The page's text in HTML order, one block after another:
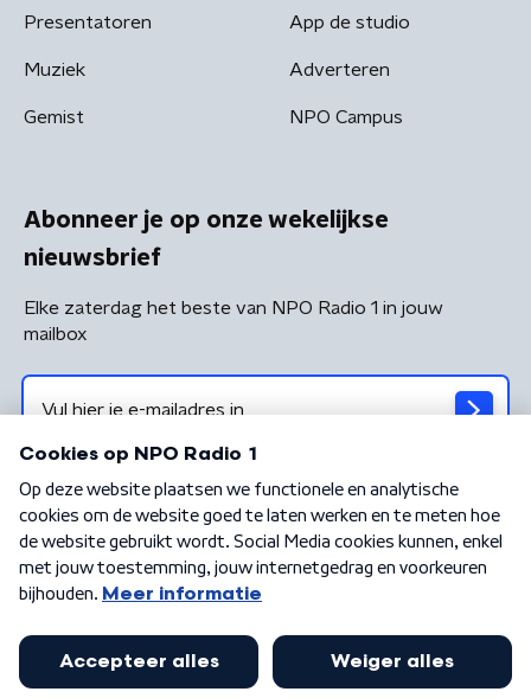
Presentatoren
Muziek
Gemist
App de studio
Adverteren
NPO Campus
Abonneer je op onze wekelijkse
nieuwsbrief
Elke zaterdag het beste van NPO Radio 1 in jouw
mailbox
Algemene voorwaarden